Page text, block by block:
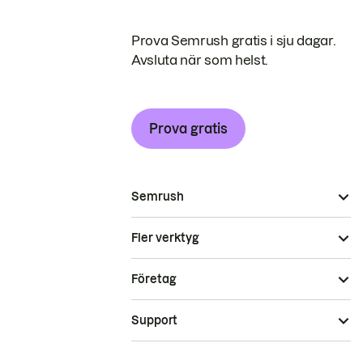
Prova Semrush gratis i sju dagar.
Avsluta när som helst.
Prova gratis
Semrush
Fler verktyg
Företag
Support